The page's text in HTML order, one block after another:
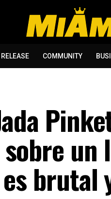
COMMUNITY
un
brutal